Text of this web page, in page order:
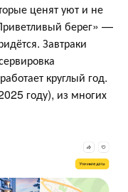
ценят уют и не
берег» —
Завтраки
круглый год.
году), из многих